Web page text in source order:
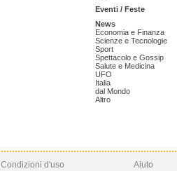
Eventi / Feste
News
Economia e Finanza
Scienze e Tecnologie
Sport
Spettacolo e Gossip
Salute e Medicina
UFO
Italia
dal Mondo
Altro
Condizioni d'uso
Aiuto